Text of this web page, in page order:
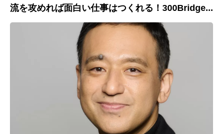
流を攻めれば面白い仕事はつくれる！300Bridge...